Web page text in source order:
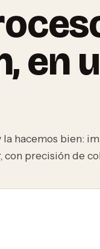
en
la hacemos bien:
precisión de